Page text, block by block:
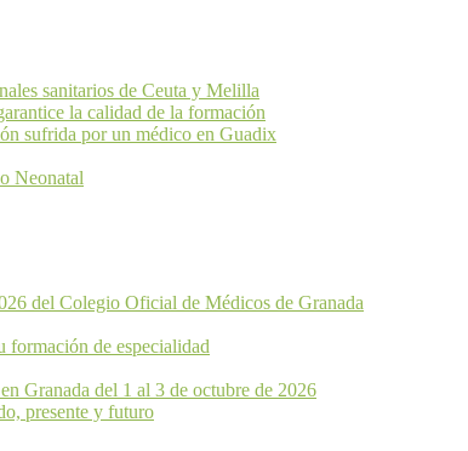
sanitarios de Ceuta y Melilla
la calidad de la formación
sufrida por un médico en Guadix
Neonatal
del Colegio Oficial de Médicos de Granada
formación de especialidad
Granada del 1 al 3 de octubre de 2026
presente y futuro